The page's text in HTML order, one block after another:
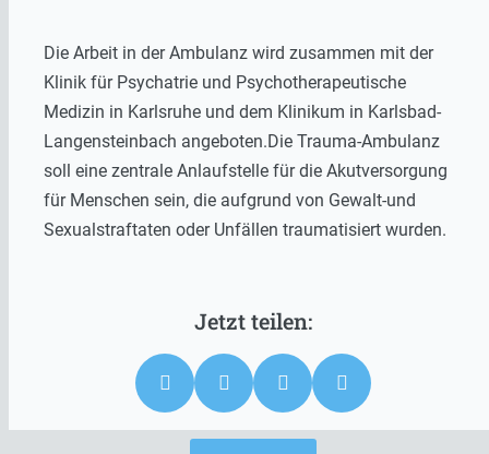
Die Arbeit in der Ambulanz wird zusammen mit der
Klinik für Psychatrie und Psychotherapeutische
Medizin in Karlsruhe und dem Klinikum in Karlsbad-
Langensteinbach angeboten.Die Trauma-Ambulanz
soll eine zentrale Anlaufstelle für die Akutversorgung
für Menschen sein, die aufgrund von Gewalt-und
Sexualstraftaten oder Unfällen traumatisiert wurden.